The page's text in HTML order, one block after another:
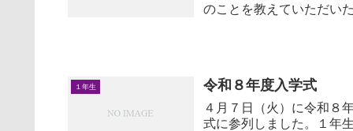
のことを教えていただい
１年生 令和８年度入学式
４月７日（火）に令和８
式に参列しました。１年